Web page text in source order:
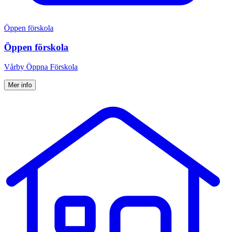
Öppen förskola
Öppen förskola
Vårby Öppna Förskola
Mer info